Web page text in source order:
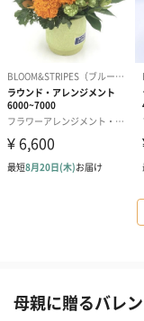
母親に贈るバレ